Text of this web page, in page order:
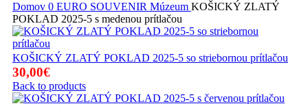
Domov 0 EURO SOUVENIR Múzeum KOŠICKÝ ZLATÝ
POKLAD 2025-5 s medenou prítlačou
KOŠICKÝ ZLATÝ POKLAD 2025-5 so striebornou prítlačou
30,00€
Back to products